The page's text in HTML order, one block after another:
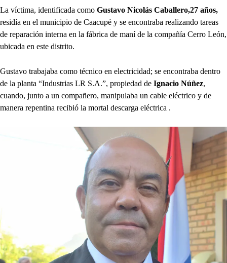
La víctima, identificada como Gustavo Nicolás Caballero,27 años,
residía en el municipio de Caacupé y se encontraba realizando tareas
de reparación interna en la fábrica de maní de la compañía Cerro León,
ubicada en este distrito.
Gustavo trabajaba como técnico en electricidad; se encontraba dentro
de la planta “Industrias LR S.A.”, propiedad de Ignacio Núñez,
cuando, junto a un compañero, manipulaba un cable eléctrico y de
manera repentina recibió la mortal descarga eléctrica .